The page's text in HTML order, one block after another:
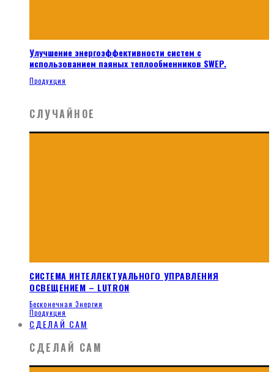
Улучшение энергоэффективности систем с
использованием паяных теплообменников SWEP.
Продукция
СЛУЧАЙНОЕ
СИСТЕМА ИНТЕЛЛЕКТУАЛЬНОГО УПРАВЛЕНИЯ
ОСВЕЩЕНИЕМ – LUTRON
Бесконечная Энергия
Продукция
СДЕЛАЙ САМ
СДЕЛАЙ САМ